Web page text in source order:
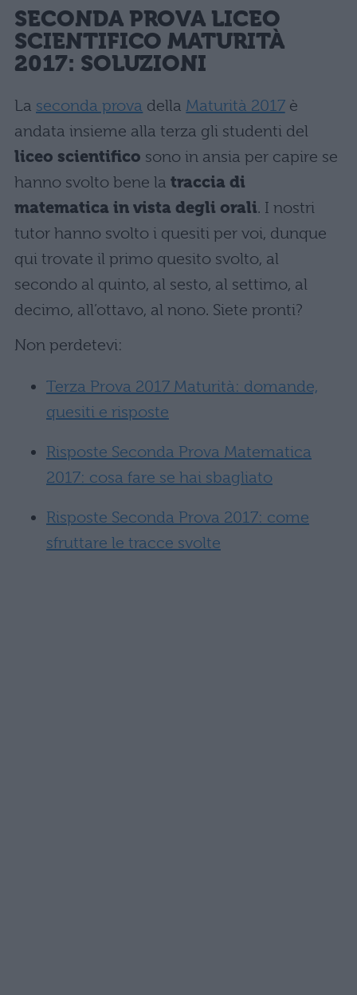
SECONDA PROVA LICEO
SCIENTIFICO MATURITÀ
2017: SOLUZIONI
La seconda prova dellaMaturità 2017è
andata insieme alla terza gli studenti del
liceo scientifico sono in ansia per capire se
hanno svolto bene la traccia di
matematica in vista degli orali. I nostri
tutor hanno svolto i quesiti per voi, dunque
qui trovate il primo quesito svolto, al
secondo al quinto, al sesto, al settimo, al
decimo, all’ottavo, al nono. Siete pronti?
Non perdetevi:
Terza Prova 2017 Maturità: domande,
quesiti e risposte
Risposte Seconda Prova Matematica
2017: cosa fare se hai sbagliato
Risposte Seconda Prova 2017: come
sfruttare le tracce svolte